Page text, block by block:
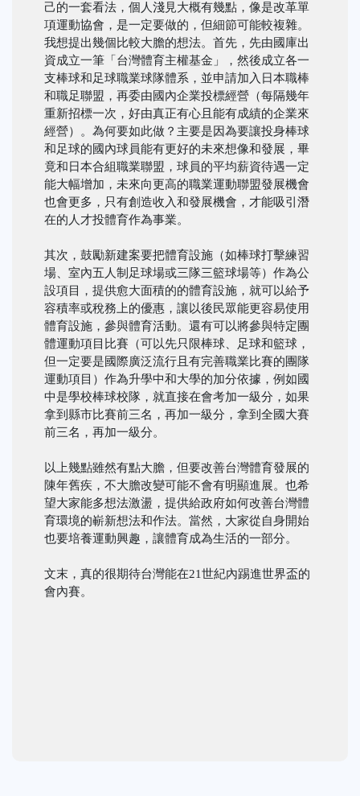
己的一套看法，個人淺見大概有幾點，像是改革單
項運動協會，是一定要做的，但細節可能較複雜。
我想提出幾個比較大膽的想法。首先，先由國庫出
資成立一筆「台灣體育主權基金」，然後成立各一
支棒球和足球職業球隊體系，並申請加入日本職棒
和職足聯盟，再委由國內企業投標經營（每隔幾年
重新招標一次，好由真正有心且能有成績的企業來
經營）。為何要如此做？主要是因為要讓投身棒球
和足球的國內球員能有更好的未來想像和發展，畢
竟和日本合組職業聯盟，球員的平均薪資待遇一定
能大幅增加，未來向更高的職業運動聯盟發展機會
也會更多，只有創造收入和發展機會，才能吸引潛
在的人才投體育作為事業。
其次，鼓勵新建案要把體育設施（如棒球打擊練習
場、室內五人制足球場或三隊三籃球場等）作為公
設項目，提供愈大面積的的體育設施，就可以給予
容積率或稅務上的優惠，讓以後民眾能更容易使用
體育設施，參與體育活動。還有可以將參與特定團
體運動項目比賽（可以先只限棒球、足球和籃球，
但一定要是國際廣泛流行且有完善職業比賽的團隊
運動項目）作為升學中和大學的加分依據，例如國
中是學校棒球校隊，就直接在會考加一級分，如果
拿到縣市比賽前三名，再加一級分，拿到全國大賽
前三名，再加一級分。
以上幾點雖然有點大膽，但要改善台灣體育發展的
陳年舊疾，不大膽改變可能不會有明顯進展。也希
望大家能多想法激盪，提供給政府如何改善台灣體
育環境的嶄新想法和作法。當然，大家從自身開始
也要培養運動興趣，讓體育成為生活的一部分。
文末，真的很期待台灣能在21世紀內踢進世界盃的
會內賽。